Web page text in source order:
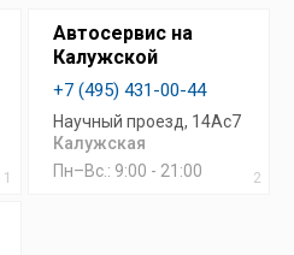
1 2
Автосервис на
Калужской
+7 (495) 431-00-44
Научный проезд, 14Ас7
Калужская
Пн–Вс.: 9:00 - 21:00